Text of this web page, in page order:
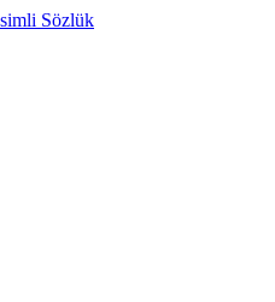
Sözlük